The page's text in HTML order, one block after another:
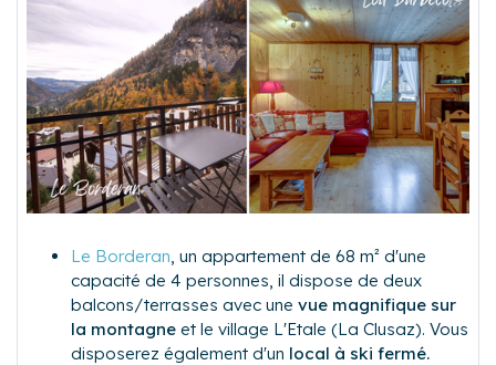
Le Borderan , un appartement de 68 m² d'une
capacité de 4 personnes, il dispose de deux
balcons/terrasses avec une vue magnifique sur
la montagne et le village L'Etale (La Clusaz). Vous
disposerez également d'un local à ski fermé.